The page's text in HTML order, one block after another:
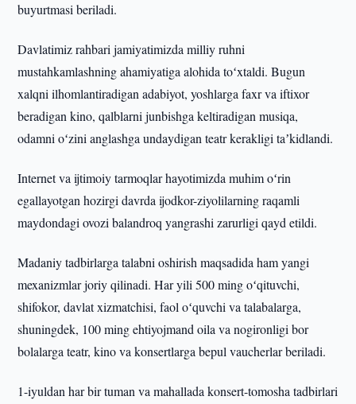
buyurtmasi beriladi.
Davlatimiz rahbari jamiyatimizda milliy ruhni
mustahkamlashning ahamiyatiga alohida toʻxtaldi. Bugun
xalqni ilhomlantiradigan adabiyot, yoshlarga faxr va iftixor
beradigan kino, qalblarni junbishga keltiradigan musiqa,
odamni oʻzini anglashga undaydigan teatr kerakligi taʼkidlandi.
Internet va ijtimoiy tarmoqlar hayotimizda muhim oʻrin
egallayotgan hozirgi davrda ijodkor-ziyolilarning raqamli
maydondagi ovozi balandroq yangrashi zarurligi qayd etildi.
Madaniy tadbirlarga talabni oshirish maqsadida ham yangi
mexanizmlar joriy qilinadi. Har yili 500 ming oʻqituvchi,
shifokor, davlat xizmatchisi, faol oʻquvchi va talabalarga,
shuningdek, 100 ming ehtiyojmand oila va nogironligi bor
bolalarga teatr, kino va konsertlarga bepul vaucherlar beriladi.
1-iyuldan har bir tuman va mahallada konsert-tomosha tadbirlari